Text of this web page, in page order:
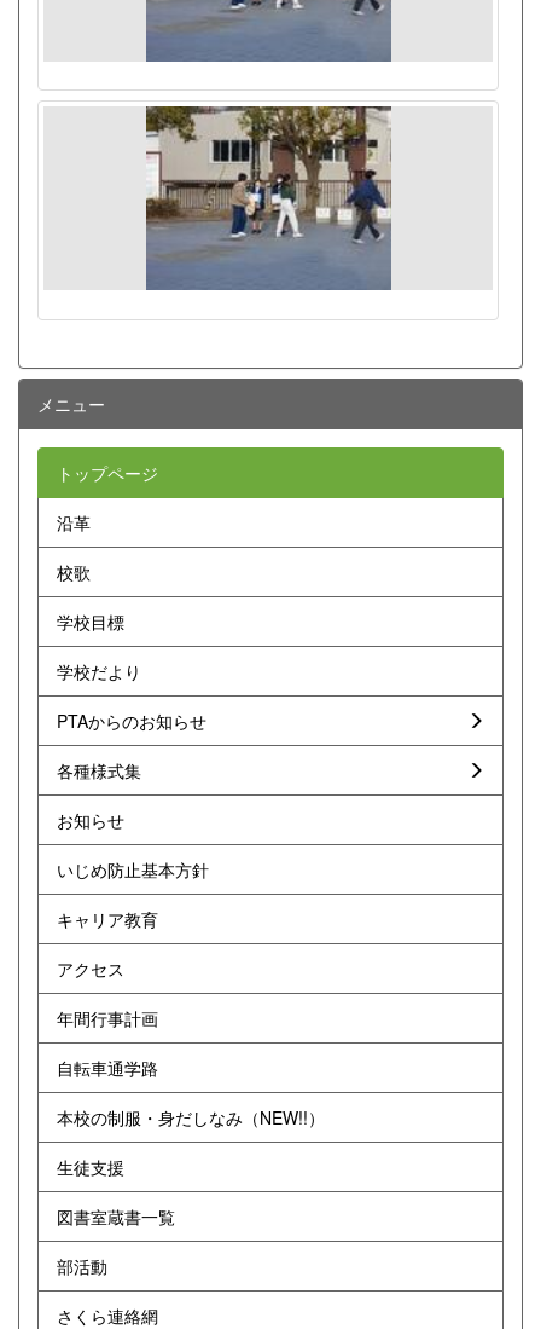
メニュー
トップページ
沿革
校歌
学校目標
学校だより
PTAからのお知らせ
各種様式集
お知らせ
いじめ防止基本方針
キャリア教育
アクセス
年間行事計画
自転車通学路
本校の制服・身だしなみ（NEW!!）
生徒支援
図書室蔵書一覧
部活動
さくら連絡網